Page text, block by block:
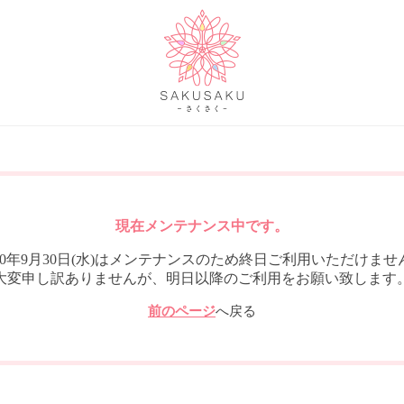
現在メンテナンス中です。
年9月30日(水)はメンテナンスのため終日ご利用いただけませ
変申し訳ありませんが、明日以降のご利用をお願い致します
前のページへ戻る